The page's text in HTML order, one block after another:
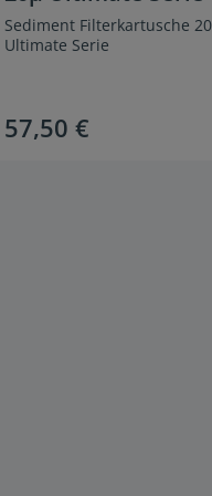
Sediment Filterkartusche
Ultimate Serie
Regulärer Preis:
57,50 €